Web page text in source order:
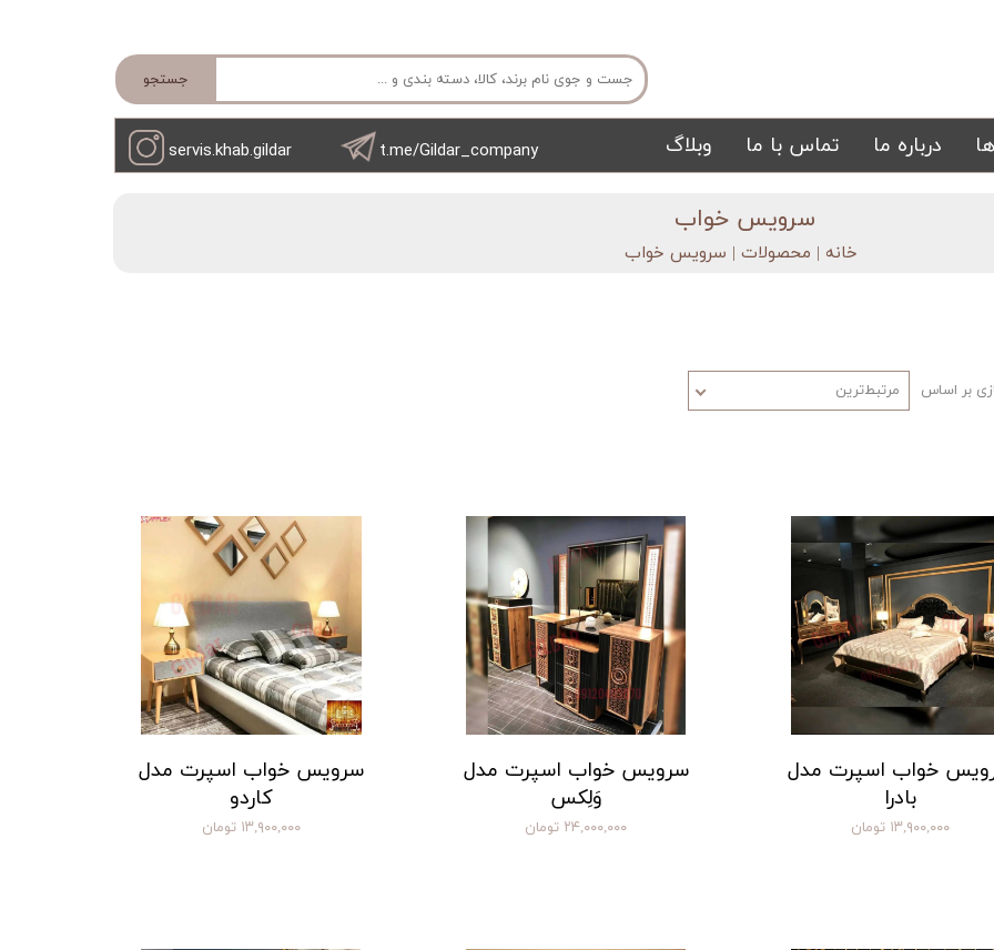
جستجو
درباره ما تماس با ما وبلاگ t.me/Gildar_company
servis.khab.gildar
خانه | محصولات | سرویس خواب
​سرویس خواب
بر اساس مرتبط‌ترین
خواب اسپرت مدل
بادرا
۱۳,۹۰۰,۰۰۰ تومان
سرویس خواب اسپرت مدل
وَلِکس
۲۴,۰۰۰,۰۰۰ تومان
سرویس خواب اسپرت مدل
کاردو
۱۳,۹۰۰,۰۰۰ تومان